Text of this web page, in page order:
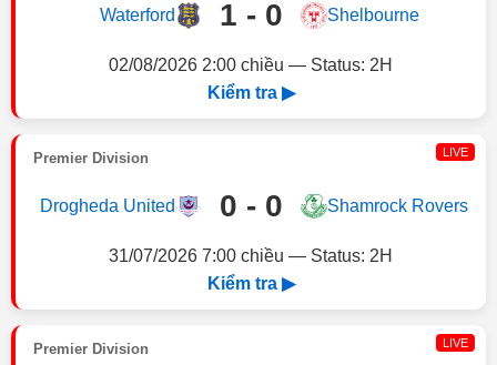
Waterford 1 - 0 Shelbourne
02/08/2026 2:00 chiều — Status: 2H
Kiểm tra ▶
Premier Division LIVE
Drogheda United 0 - 0 Shamrock Rovers
31/07/2026 7:00 chiều — Status: 2H
Kiểm tra ▶
Premier Division LIVE